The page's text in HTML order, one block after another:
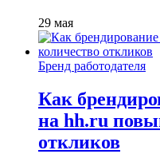
29 мая
Бренд работодателя
Как
на hh.ru
откликов